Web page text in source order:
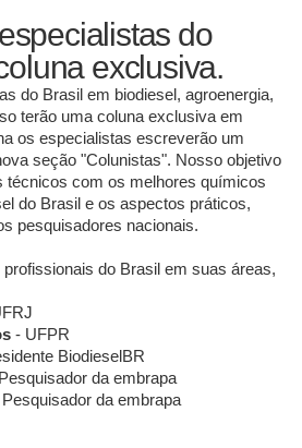
do
exclusiva.
do Brasil em biodiesel, agroenergia,
terão uma coluna exclusiva em
os especialistas escreverão um
seção "Colunistas". Nosso objetivo
técnicos com os melhores químicos
do Brasil e os aspectos práticos,
pesquisadores nacionais.
do Brasil em suas áreas,
- UFPR
BiodieselBR
da embrapa
da embrapa